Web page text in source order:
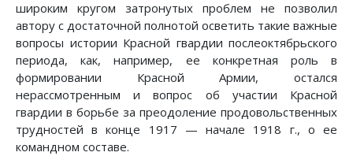
широким кругом затронутых проблем не позволил
автору с достаточной полнотой осветить такие важные
вопросы истории Красной гвардии послеоктябрьского
периода, как, например, ее конкретная роль в
формировании Красной Армии, остался
нерассмотренным и вопрос об участии Красной
гвардии в борьбе за преодоление продовольственных
трудностей в конце 1917 — начале 1918 г., о ее
командном составе.